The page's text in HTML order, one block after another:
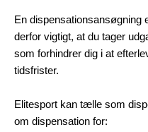
En dispensationsansøgning
derfor vigtigt, at du tager
som forhindrer dig i at
tidsfrister.
Elitesport kan tælle som
om dispensation for: